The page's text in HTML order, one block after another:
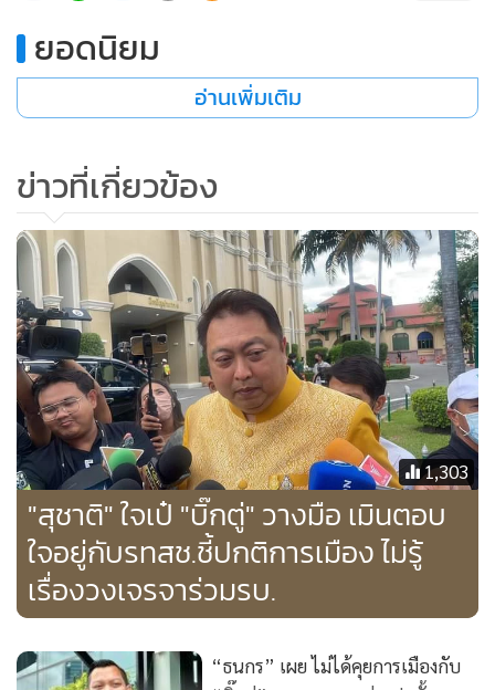
ยอดนิยม
อ่านเพิ่มเติม
ข่าวที่เกี่ยวข้อง
1,303
"สุชาติ" ใจเป๋ "บิ๊กตู่" วางมือ เมินตอบ
ใจอยู่กับรทสช.ชี้ปกติการเมือง ไม่รู้
เรื่องวงเจรจาร่วมรบ.
“ธนกร” เผย ไม่ได้คุยการเมืองกับ